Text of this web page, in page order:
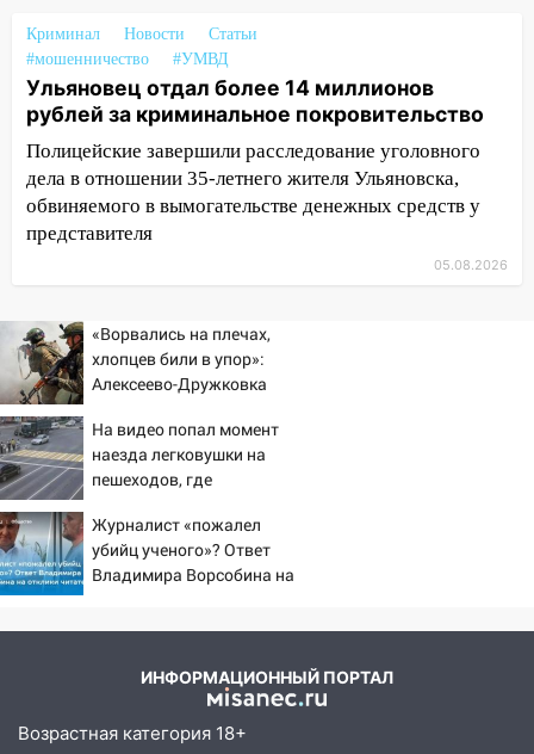
объявлена ракетная опасность
10:00 В Старомайнском районе утонул
51-летний мужчина
09:50 В Ульяновске черный коршун
застрял в тепловозе
09:44 Ульяновские спасатели помогли
юному велосипедисту на улице
08:21
велосипеда
07:18
В Ульяновск идет
тридцатиградусная жара: какая будет
погода в четверг
06:00
Четыре года борьбы: ульяновские
юристы помогли женщине засудить УК
за плесень на стенах
05:00
Кому 6 августа звезды сулят
прочность
05.08.2026
Соцсети: на проспекте Тюленева
ДТП с мотоциклистом
Криминал Новости
Статьи
#мошенничество
#УМВД
Ульяновец отдал более 14 миллионов
рублей за криминальное покровительство
Полицейские завершили расследование уголовного
дела в отношении 35-летнего жителя Ульяновска,
обвиняемого в вымогательстве денежных средств у
представителя
05.08.2026
«Ворвались на плечах,
хлопцев били в упор»:
Алексеево-Дружковка
«птах Мадьяра»
На видео попал момент
наезда легковушки на
пешеходов, где
восемь человек
06/08/2026 – Новости
Журналист «пожалел
убийц ученого»? Ответ
Владимира Ворсобина на
ИНФОРМАЦИОННЫЙ ПОРТАЛ
Возрастная категория 18+